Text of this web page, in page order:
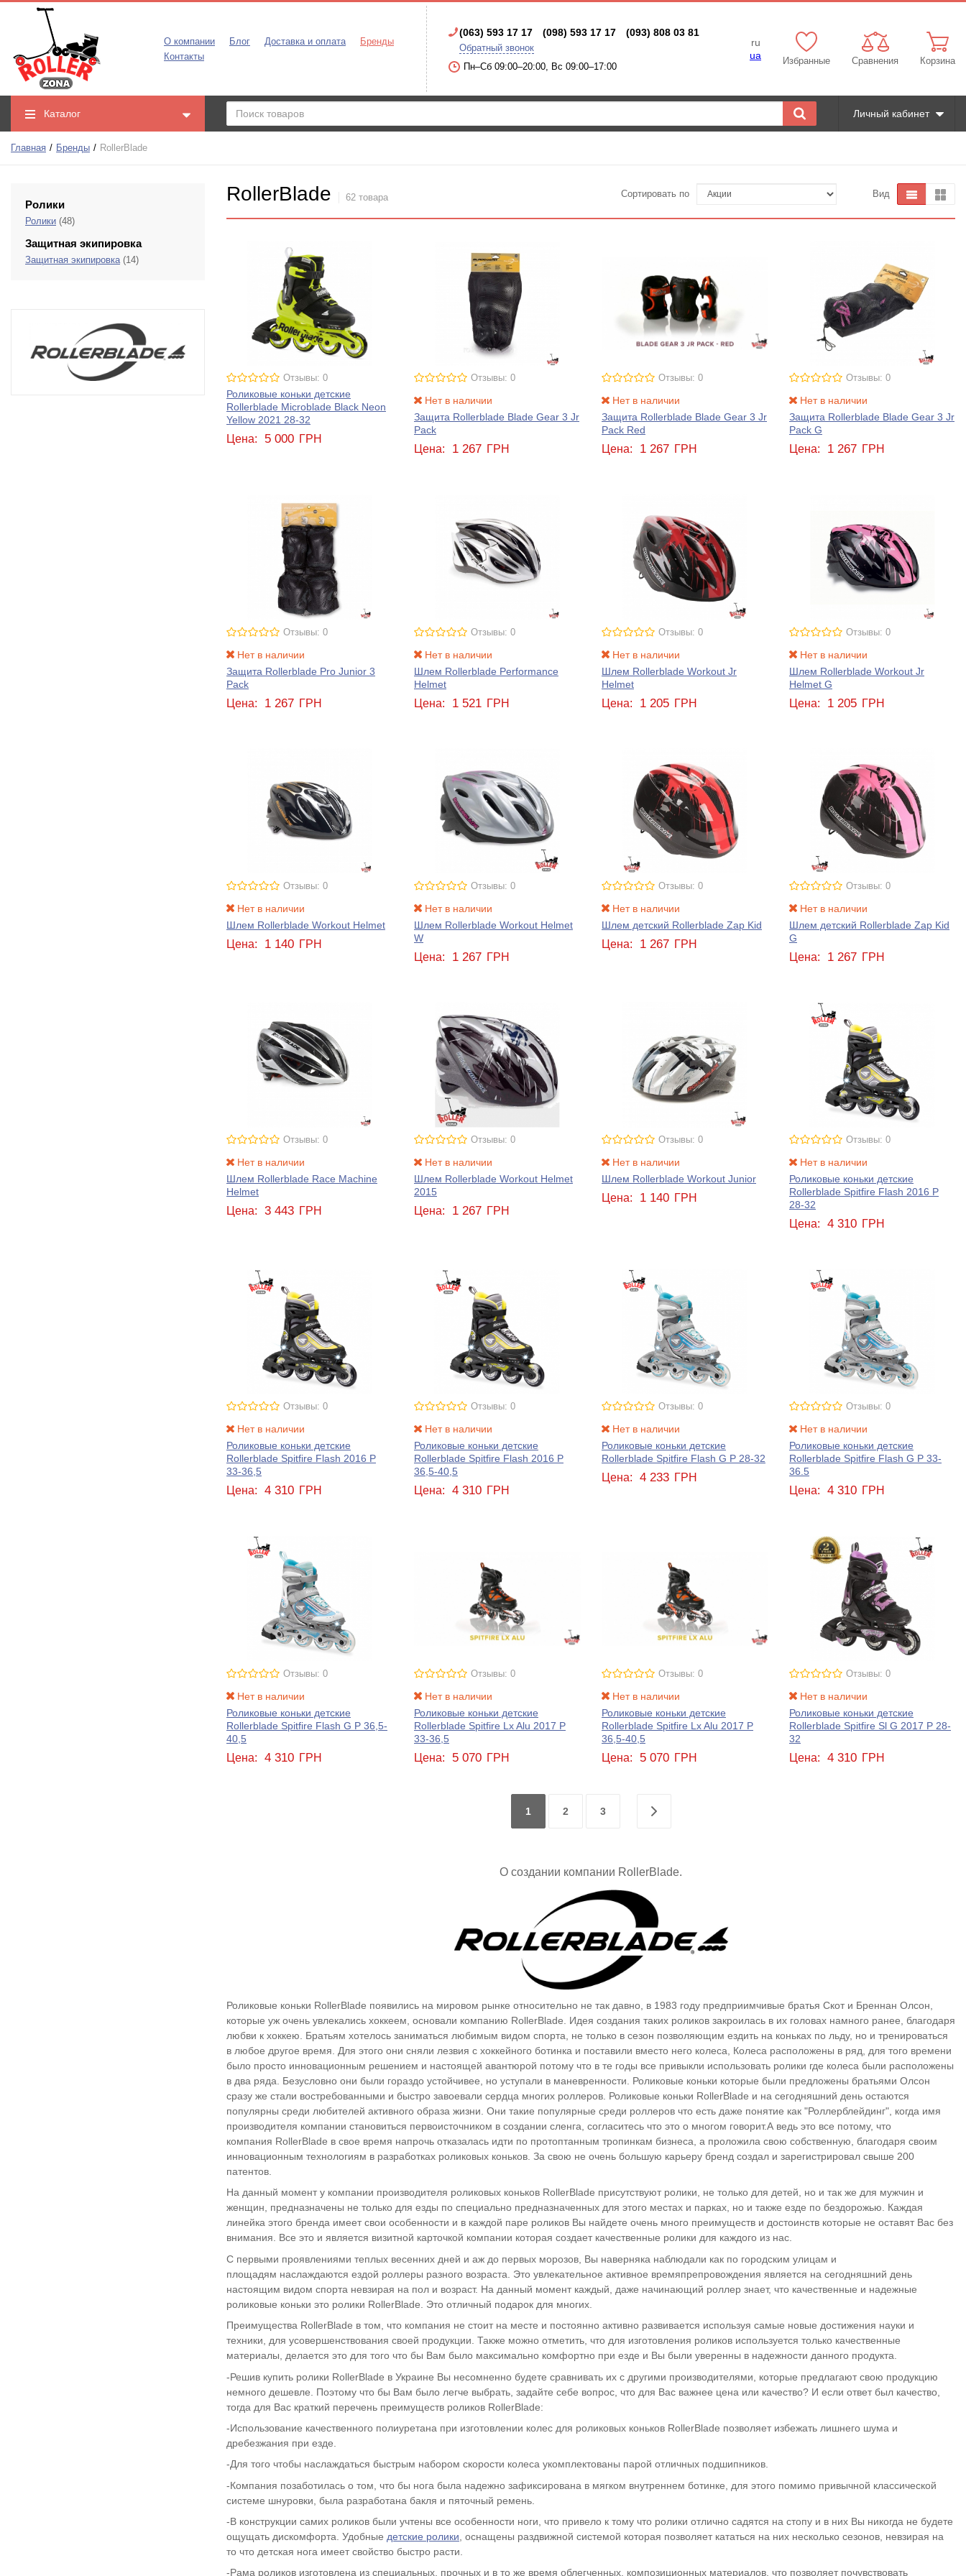
О компании Блог Доставка и оплата
Бренды
Контакты
(063) 593 17 17 (098) 593 17 17 (093) 808 03 81
Обратный звонок
Пн–Сб 09:00–20:00, Вс 09:00–17:00
ru
ua
Избранные Сравнения Корзина
Каталог Личный кабинет
Главная Бренды RollerBlade
Ролики
Ролики (48)
Защитная экипировка
Защитная экипировка (14)
RollerBlade 62 товара Сортировать по Вид
Отзывы: 0
Роликовые коньки детские
Rollerblade Microblade Black Neon
Yellow 2021 28-32
Цена: 5 000 ГРН
Отзывы: 0
Нет в наличии
Защита Rollerblade Blade Gear 3 Jr
Pack
Цена: 1 267 ГРН
Отзывы: 0
Нет в наличии
Защита Rollerblade Blade Gear 3 Jr
Pack Red
Цена: 1 267 ГРН
Отзывы: 0
Нет в наличии
Защита Rollerblade Blade Gear 3 Jr
Pack G
Цена: 1 267 ГРН
Отзывы: 0
Нет в наличии
Защита Rollerblade Pro Junior 3
Pack
Цена: 1 267 ГРН
Отзывы: 0
Нет в наличии
Шлем Rollerblade Performance
Helmet
Цена: 1 521 ГРН
Отзывы: 0
Нет в наличии
Шлем Rollerblade Workout Jr
Helmet
Цена: 1 205 ГРН
Отзывы: 0
Нет в наличии
Шлем Rollerblade Workout Jr
Helmet G
Цена: 1 205 ГРН
Отзывы: 0
Нет в наличии
Шлем Rollerblade Workout Helmet
Цена: 1 140 ГРН
Отзывы: 0
Нет в наличии
Шлем Rollerblade Workout Helmet
W
Цена: 1 267 ГРН
Отзывы: 0
Нет в наличии
Шлем детский Rollerblade Zap Kid
Цена: 1 267 ГРН
Отзывы: 0
Нет в наличии
Шлем детский Rollerblade Zap Kid
G
Цена: 1 267 ГРН
Отзывы: 0
Нет в наличии
Шлем Rollerblade Race Machine
Helmet
Цена: 3 443 ГРН
Отзывы: 0
Нет в наличии
Шлем Rollerblade Workout Helmet
2015
Цена: 1 267 ГРН
Отзывы: 0
Нет в наличии
Шлем Rollerblade Workout Junior
Цена: 1 140 ГРН
Отзывы: 0
Нет в наличии
Роликовые коньки детские
Rollerblade Spitfire Flash 2016 Р
28-32
Цена: 4 310 ГРН
Отзывы: 0
Нет в наличии
Роликовые коньки детские
Rollerblade Spitfire Flash 2016 Р
33-36,5
Цена: 4 310 ГРН
Отзывы: 0
Нет в наличии
Роликовые коньки детские
Rollerblade Spitfire Flash 2016 Р
36,5-40,5
Цена: 4 310 ГРН
Отзывы: 0
Нет в наличии
Роликовые коньки детские
Rollerblade Spitfire Flash G Р 28-32
Цена: 4 233 ГРН
Отзывы: 0
Нет в наличии
Роликовые коньки детские
Rollerblade Spitfire Flash G Р 33-
36.5
Цена: 4 310 ГРН
Отзывы: 0
Нет в наличии
Роликовые коньки детские
Rollerblade Spitfire Flash G Р 36,5-
40,5
Цена: 4 310 ГРН
Отзывы: 0
Нет в наличии
Роликовые коньки детские
Rollerblade Spitfire Lx Alu 2017 Р
33-36,5
Цена: 5 070 ГРН
Отзывы: 0
Нет в наличии
Роликовые коньки детские
Rollerblade Spitfire Lx Alu 2017 Р
36,5-40,5
Цена: 5 070 ГРН
Отзывы: 0
Нет в наличии
Роликовые коньки детские
Rollerblade Spitfire Sl G 2017 Р 28-
32
Цена: 4 310 ГРН
1 2 3
О создании компании RollerBlade.
Роликовые коньки RollerBlade появились на мировом рынке относительно не так давно, в 1983 году предприимчивые братья Скот и Бреннан Олсон
которые уж очень увлекались хоккеем, основали компанию RollerBlade. Идея создания таких роликов закроилась в их головах намного ранее, благодаря
любви к хоккею. Братьям хотелось заниматься любимым видом спорта, не только в сезон позволяющим ездить на коньках по льду, но и тренироваться
в любое другое время. Для этого они сняли лезвия с хоккейного ботинка и поставили вместо него колеса, Колеса расположены в ряд, для того времени
было просто инновационным решением и настоящей авантюрой потому что в те годы все привыкли использовать ролики где колеса были расположены
в два ряда. Безусловно они были гораздо устойчивее, но уступали в маневренности. Роликовые коньки которые были предложены братьями Олсон
сразу же стали востребованными и быстро завоевали сердца многих роллеров. Роликовые коньки RollerBlade и на сегодняшний день остаются
популярны среди любителей активного образа жизни. Они такие популярные среди роллеров что есть даже понятие как "Роллерблейдинг", когда имя
производителя компании становиться первоисточником в создании сленга, согласитесь что это о многом говорит.А ведь это все потому, что
компания RollerBlade в свое время напрочь отказалась идти по протоптанным тропинкам бизнеса, а проложила свою собственную, благодаря своим
инновационным технологиям в разработках роликовых коньков. За свою не очень большую карьеру бренд создал и зарегистрировал свыше 200
патентов.
На данный момент у компании производителя роликовых коньков RollerBlade присутствуют ролики, не только для детей, но и так же для мужчин и
женщин, предназначены не только для езды по специально предназначенных для этого местах и парках, но и также езде по бездорожью. Каждая
линейка этого бренда имеет свои особенности и в каждой паре роликов Вы найдете очень много преимуществ и достоинств которые не оставят Вас без
внимания. Все это и является визитной карточкой компании которая создает качественные ролики для каждого из нас.
С первыми проявлениями теплых весенних дней и аж до первых морозов, Вы наверняка наблюдали как по городским улицам и
площадям наслаждаются ездой роллеры разного возраста. Это увлекательное активное времяпрепровождения является на сегодняшний день
настоящим видом спорта невзирая на пол и возраст. На данный момент каждый, даже начинающий роллер знает, что качественные и надежные
роликовые коньки это ролики RollerBlade. Это отличный подарок для многих.
Преимущества RollerBlade в том, что компания не стоит на месте и постоянно активно развивается используя самые новые достижения науки и
техники, для усовершенствования своей продукции. Также можно отметить, что для изготовления роликов используется только качественные
материалы, делается это для того что бы Вам было максимально комфортно при езде и Вы были уверенны в надежности данного продукта.
-Решив купить ролики RollerBlade в Украине Вы несомненно будете сравнивать их с другими производителями, которые предлагают свою продукцию
немного дешевле. Поэтому что бы Вам было легче выбрать, задайте себе вопрос, что для Вас важнее цена или качество? И если ответ был качество,
тогда для Вас краткий перечень преимуществ роликов RollerBlade:
-Использование качественного полиуретана при изготовлении колес для роликовых коньков RollerBlade позволяет избежать лишнего шума и
дребезжания при езде.
-Для того чтобы наслаждаться быстрым набором скорости колеса укомплектованы парой отличных подшипников.
-Компания позаботилась о том, что бы нога была надежно зафиксирована в мягком внутреннем ботинке, для этого помимо привычной классической
системе шнуровки, была разработана бакля и пяточный ремень.
-В конструкции самих роликов были учтены все особенности ноги, что привело к тому что ролики отлично садятся на стопу и в них Вы никогда не будете
ощущать дискомфорта. Удобные детские ролики , оснащены раздвижной системой которая позволяет кататься на них несколько сезонов, невзирая на
то что детская нога имеет свойство быстро расти.
-Рама роликов изготовлена из специальных, прочных и в то же время облегченных, композиционных материалов, что позволяет почувствовать